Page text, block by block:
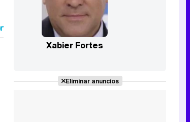
Xabier Fortes
Eliminar anuncios